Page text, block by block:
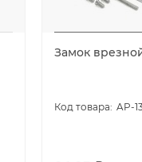
Замок
AP-